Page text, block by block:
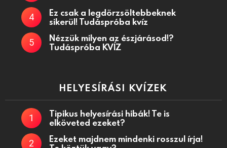
Ez csak a legdörzsöltebbeknek
sikerül! Tudáspróba kvíz
Nézzük milyen az észjárásod!?
Tudáspróba KVÍZ
HELYESÍRÁSI KVÍZEK
Tipikus helyesírási hibák! Te is
elköveted ezeket?
Ezeket majdnem mindenki rosszul írja!